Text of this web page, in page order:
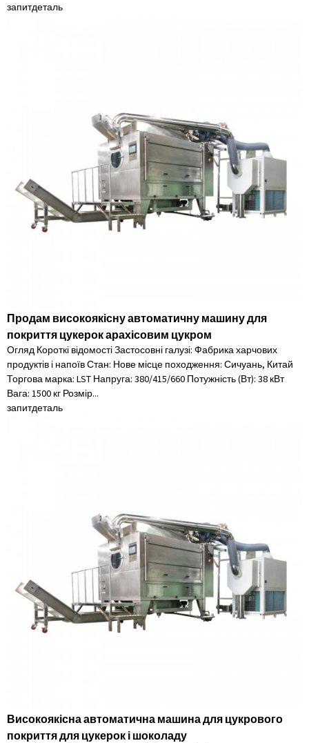
запитдеталь
Продам високоякісну автоматичну машину для
покриття цукерок арахісовим цукром
Огляд Короткі відомості Застосовні галузі: Фабрика харчових
продуктів і напоїв Стан: Нове місце походження: Сичуань, Китай
Торгова марка: LST Напруга: 380/415/660 Потужність (Вт): 38 кВт
Вага: 1500 кг Розмір...
запитдеталь
Високоякісна автоматична машина для цукрового
покриття для цукерок і шоколаду